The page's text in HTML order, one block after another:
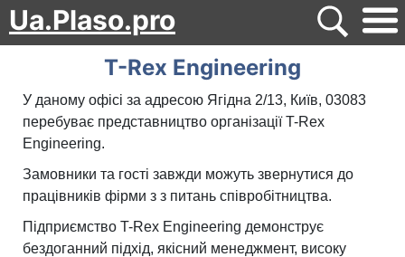
Ua.Plaso.pro
T-Rex Engineering
У даному офісі за адресою Ягідна 2/13, Київ, 03083
перебуває представництво організації T-Rex
Engineering.
Замовники та гості завжди можуть звернутися до
працівників фірми з з питань співробітництва.
Підприємство T-Rex Engineering демонструє
бездоганний підхід, якісний менеджмент, високу